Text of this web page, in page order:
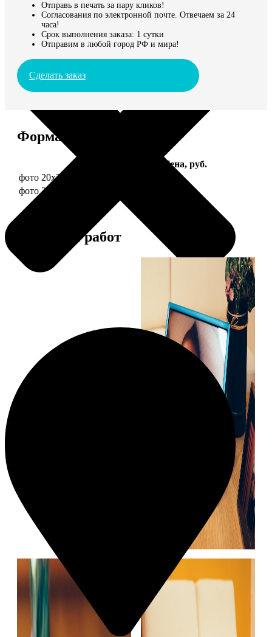
Отправь в печать за пару кликов!
Согласования по электронной почте. Отвечаем за 24
часа!
Срок выполнения заказа: 1 сутки
Отправим в любой город РФ и мира!
Сделать заказ
Форматы и цены
Цена, руб.
фото 20х30 в деревянной рамке
фото 20х30 в алюминиевой рамке
Примеры работ